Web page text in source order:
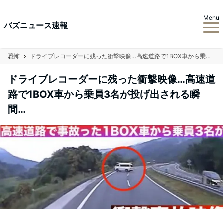
バズニュース速報
Menu
恐怖 ドライブレコーダーに残った衝撃映像…高速道路で1BOX車から乗員3名が投げ出される瞬間…
ドライブレコーダーに残った衝撃映像…高速道
路で1BOX車から乗員3名が投げ出される瞬
間…